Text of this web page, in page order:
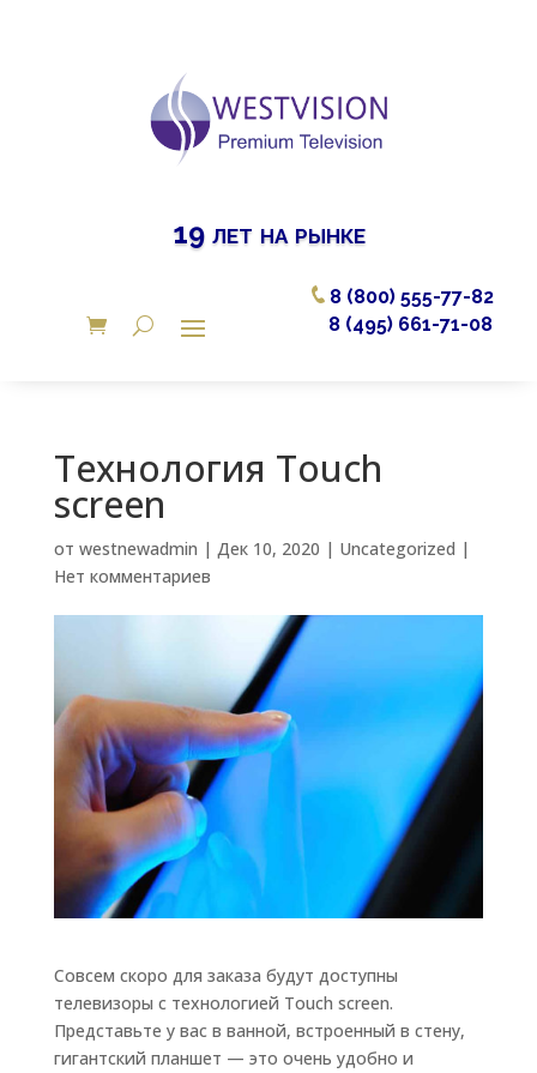
19 лет на рынке
8 (800) 555-77-82
8 (495) 661-71-08
Технология Touch
screen
от westnewadmin | Дек 10, 2020 | Uncategorized |
Нет комментариев
Совсем скоро для заказа будут доступны
телевизоры с технологией Touch screen.
Представьте у вас в ванной, встроенный в стену,
гигантский планшет — это очень удобно и